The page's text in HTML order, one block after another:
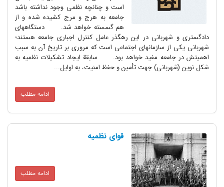
است و چنانچه نظمى وجود نداشته باشد
جامعه به هرج و مرج کشیده شده و از
هم گسسته خواهد شد. دستگاههاى
در این رهگذر عامل کنترل اجبارى جامعه هستند؛
سازمانهاى اجتماعى است که مرورى بر تاریخ آن به سبب
مفید خواهد بود. سابقة ایجاد تشکیلات نظمیه به
جهت تأمین و حفظ امنیت، به اوایل...
قوای نظمیه